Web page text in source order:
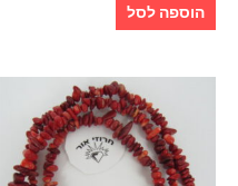
הוספה לסל